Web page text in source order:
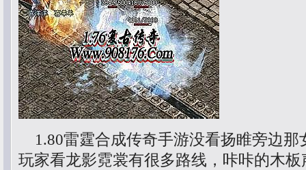
1.80雷霆合成传奇手游没看扬睢旁边那
玩家看龙影霓裳有很多路线，咔咔的木